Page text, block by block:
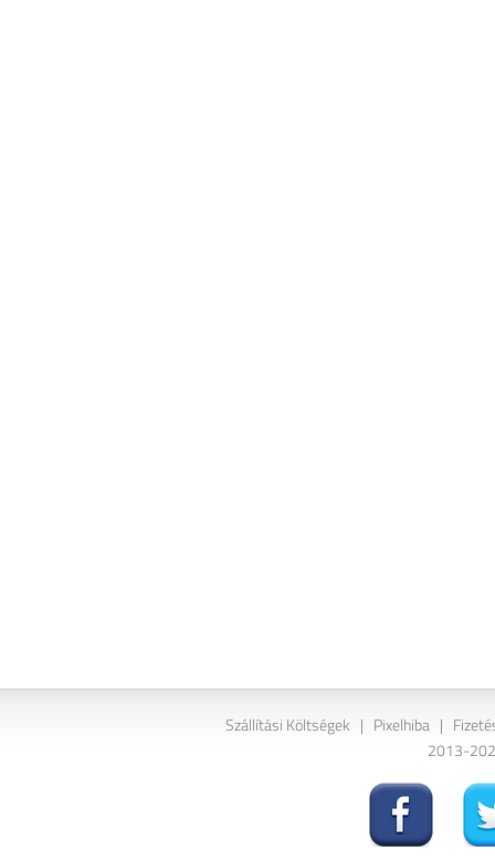
Szállítási Költségek | Pixelhiba |
2013-